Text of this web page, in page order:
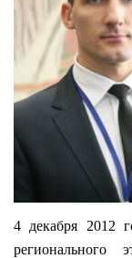
4 декабря 2012
регионального